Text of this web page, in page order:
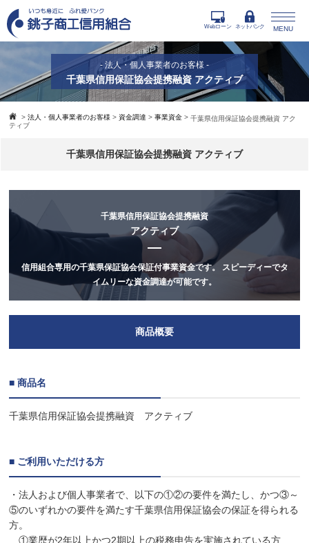
MENU
Webローン ネットバンク
- 法人・個人事業者のお客様 -
千葉県信用保証協会提携融資 アクティブ
>法人・個人事業者のお客様 > 資金調達 >事業資金 >千葉県信用保証協会提携融資 アク
ティブ
千葉県信用保証協会提携融資 アクティブ
千葉県信用保証協会提携融資
アクティブ
信用組合専用の千葉県保証協会保証付事業資金です。
スピーディーでタ
イムリーな資金調達が可能です。
商品概要
■ 商品名
千葉県信用保証協会提携融資 アクティブ
■ ご利用いただける方
・法人および個人事業者で、以下の①②の要件を満たし、かつ③～
⑤のいずれかの要件を満たす千葉県信用保証協会の保証を得られる
方。
①業歴が2年以上かつ2期以上の税務申告を実施されている方